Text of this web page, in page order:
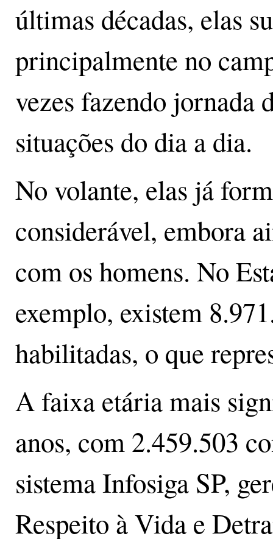
últimas décadas, elas
principalmente no
vezes fazendo jornada
situações do dia a dia.
No volante, elas já
considerável, embora
com os homens. No
exemplo, existem
habilitadas, o que
A faixa etária mais
anos, com 2.459.503
sistema Infosiga SP,
Respeito à Vida e